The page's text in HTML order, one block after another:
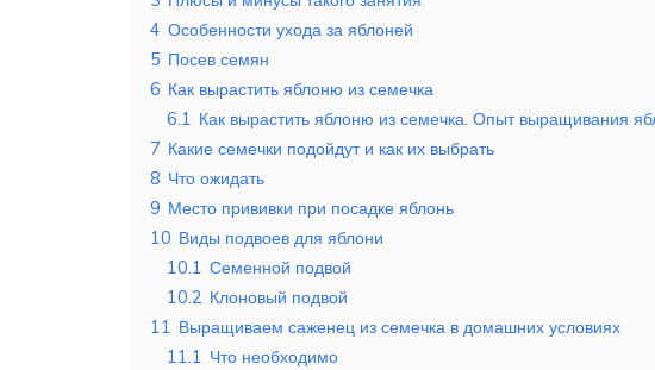
4 Особенности ухода за яблоней
5 Посев семян
6 Как вырастить яблоню из семечка
6.1 Как вырастить яблоню из семечка. Опыт выращивания
7 Какие семечки подойдут и как их выбрать
8 Что ожидать
9 Место прививки при посадке яблонь
10 Виды подвоев для яблони
10.1 Семенной подвой
10.2 Клоновый подвой
11 Выращиваем саженец из семечка в домашних условиях
11.1 Что необходимо